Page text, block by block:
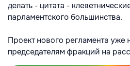
делать - цитата -
парламентского большинства.
Проект нового регламента уже
председателям фракций на